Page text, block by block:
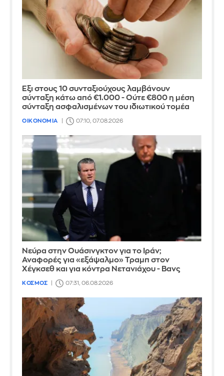
Έξι στους 10 συνταξιούχους λαμβάνουν
σύνταξη κάτω από €1.000 - Ούτε €800 η μέση
σύνταξη ασφαλισμένων του ιδιωτικού τομέα
ΟΙΚΟΝΟΜΙΑ 07:10, 07.08.2026
Νεύρα στην Ουάσινγκτον για το Ιράν;
Αναφορές για «εξάψαλμο» Τραμπ στον
Χέγκσεθ και για κόντρα Νετανιάχου - Βανς
ΚΟΣΜΟΣ 07:31, 06.08.2026